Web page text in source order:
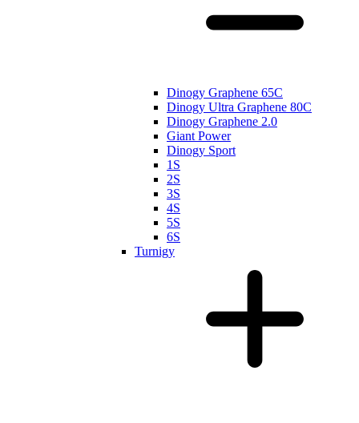
Dinogy Graphene 65C
Dinogy Ultra Graphene 80C
Dinogy Graphene 2.0
Giant Power
Dinogy Sport
1S
2S
3S
4S
5S
6S
Turnigy